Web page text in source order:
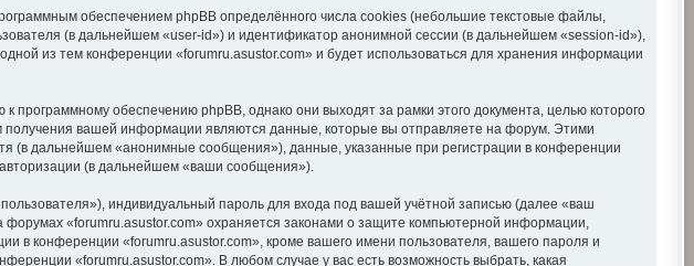
обеспечением phpBB определённого числа cookies (небольшие текстовые файлы,
(в дальнейшем «user-id») и идентификатор анонимной сессии (в дальнейшем «session-id»),
из тем конференции «forumru.asustor.com» и будет использоваться для хранения информации
обеспечению phpBB, однако они выходят за рамки этого документа, целью которого
вашей информации являются данные, которые вы отправляете на форум. Этими
дальнейшем «анонимные сообщения»), данные, указанные при регистрации в конференции
(в дальнейшем «ваши сообщения»).
индивидуальный пароль для входа под вашей учётной записью (далее «ваш
«forumru.asustor.com» охраняется законами о защите компьютерной информации,
в конференции «forumru.asustor.com», кроме вашего имени пользователя, вашего пароля и
«forumru.asustor.com». В любом случае у вас есть возможность выбрать, какая